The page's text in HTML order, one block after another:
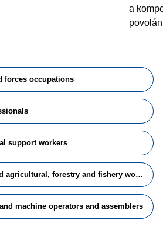
a
forces occupations
support workers
6. Skilled agricultural, forestry and fishery workers
machine operators and assemblers